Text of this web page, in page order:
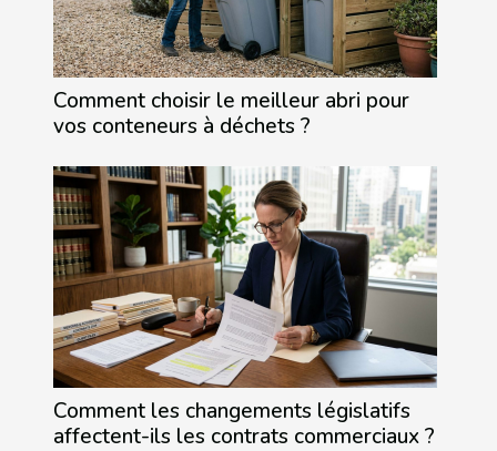
Comment choisir le meilleur abri pour
vos conteneurs à déchets ?
Comment les changements législatifs
affectent-ils les contrats commerciaux ?